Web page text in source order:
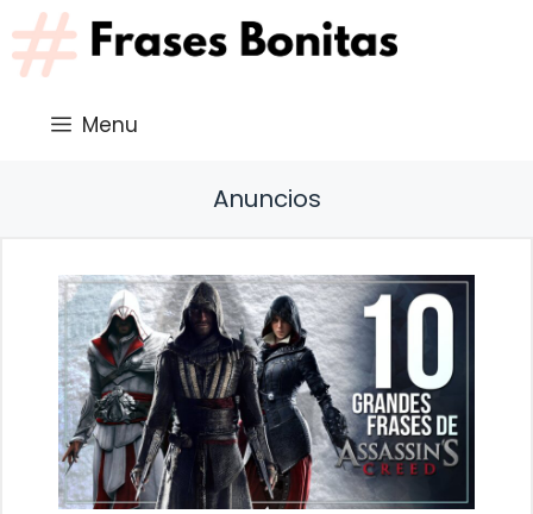
Saltar
al
contenido
Menu
Anuncios